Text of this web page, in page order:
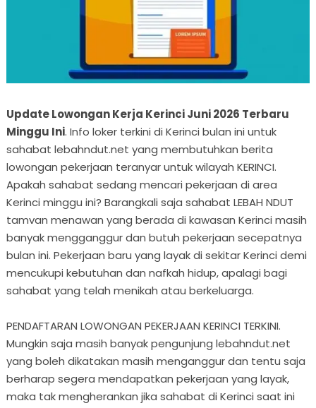
Update Lowongan Kerja Kerinci Juni 2026 Terbaru
Minggu Ini. Info loker terkini di Kerinci bulan ini untuk
sahabat lebahndut.net yang membutuhkan berita
lowongan pekerjaan teranyar untuk wilayah KERINCI.
Apakah sahabat sedang mencari pekerjaan di area
Kerinci minggu ini? Barangkali saja sahabat LEBAH NDUT
tamvan menawan yang berada di kawasan Kerinci masih
banyak mengganggur dan butuh pekerjaan secepatnya
bulan ini. Pekerjaan baru yang layak di sekitar Kerinci demi
mencukupi kebutuhan dan nafkah hidup, apalagi bagi
sahabat yang telah menikah atau berkeluarga.
PENDAFTARAN LOWONGAN PEKERJAAN KERINCI TERKINI.
Mungkin saja masih banyak pengunjung lebahndut.net
yang boleh dikatakan masih menganggur dan tentu saja
berharap segera mendapatkan pekerjaan yang layak,
maka tak mengherankan jika sahabat di Kerinci saat ini